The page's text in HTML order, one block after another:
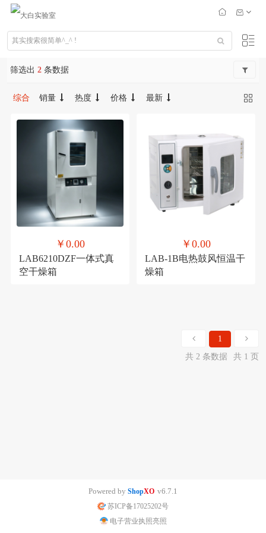
筛选出 2 条数据
综合 销量 热度 价格 最新
￥0.00
LAB6210DZF一体式真
空干燥箱
￥0.00
LAB-1B电热鼓风恒温干
燥箱
1
共 2 条数据
共 1 页
Powered by ShopXO v6.7.1
苏ICP备17025202号
电子营业执照亮照